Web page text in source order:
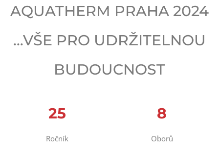
AQUATHERM PRAHA 2024
…VŠE PRO UDRŽITELNOU
BUDOUCNOST
25
Ročník
8
Oborů